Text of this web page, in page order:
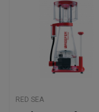
RED SEA